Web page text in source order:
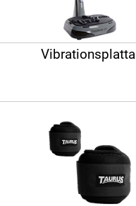
Vibrationsplatta